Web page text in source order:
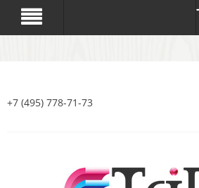
+7 (495) 778-71-73